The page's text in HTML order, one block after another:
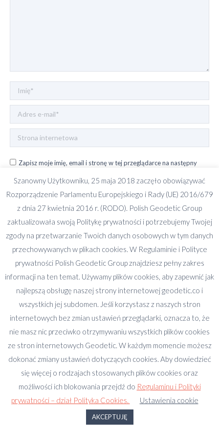
Imię *
Adres e-mail *
Strona internetowa
Zapisz moje imię, email i stronę w tej przeglądarce na następny
Opublikuj komentarz
Szukaj:
Ekspertyza Deweloperska – Jak zwiększyć powierzchnie
sprzedawanych lokali mieszkalnych, biurowych i
handlowych?
Szanowny Użytkowniku, 25 maja 2018 zaczęło obowiązywać
Rozporządzenie Parlamentu Europejskiego i Rady (UE) 2016/679
z dnia 27 kwietnia 2016 r. (RODO). Polish Geodetic Group
zaktualizowała swoją Politykę prywatności i potrzebujemy Twojej
zgody na przetwarzanie Twoich danych osobowych w tym danych
przechowywanych w plikach cookies. W Regulaminie i Polityce
prywatności Polish Geodetic Group znajdziesz pełny zakres
informacji na ten temat. Używamy plików cookies, aby zapewnić jak
najlepszą obsługę naszej strony internetowej geodetic.co i
wszystkich jej subdomen. Jeśli korzystasz z naszych stron
internetowych bez zmian ustawień przeglądarki, oznacza to, że
nie masz nic przeciwko otrzymywaniu wszystkich plików cookies
ze stron internetowych Geodetic. W każdym momencie możesz
dokonać zmiany ustawień dotyczących cookies. Aby dowiedzieć
się więcej o rodzajach stosowanych plików cookies oraz
możliwości ich blokowania przejdź do Regulaminu i Polityki
prywatności – dział Polityka Cookies.
Ustawienia cookie
AKCEPTUJĘ